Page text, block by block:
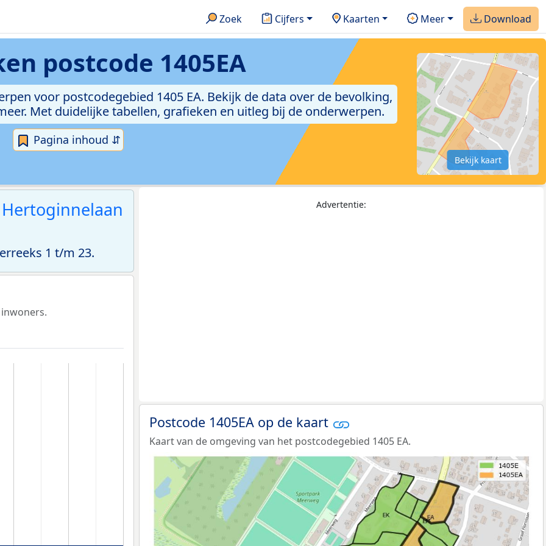
Zoek Cijfers Kaarten Meer Download
postcode 1405EA
voor postcodegebied 1405 EA. Bekijk de data over de bevolking,
Met duidelijke tabellen, grafieken en uitleg bij de onderwerpen.
Pagina inhoud ⇵
Bekijk kaart
1 t/m 23.
Advertentie:
Postcode 1405EA op de kaart
Kaart van de omgeving van het postcodegebied 1405 EA.